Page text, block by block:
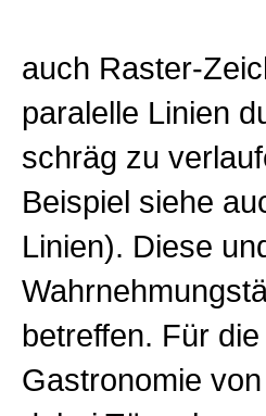
auch Raster-
paralelle Linien
schräg zu
Beispiel siehe
Linien). Diese
betreffen. Für
Gastronomie